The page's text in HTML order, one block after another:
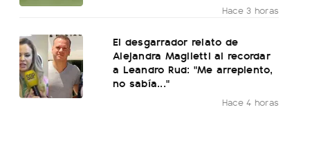
Hace 3 horas
El desgarrador relato de
Alejandra Maglietti al recordar
a Leandro Rud: "Me arrepiento,
no sabía..."
Hace 4 horas